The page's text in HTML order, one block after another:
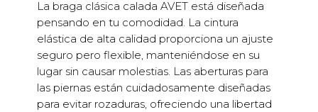
La braga clásica calada AVET está diseñada
pensando en tu comodidad. La cintura
elástica de alta calidad proporciona un ajuste
seguro pero flexible, manteniéndose en su
lugar sin causar molestias. Las aberturas para
las piernas están cuidadosamente diseñadas
para evitar rozaduras, ofreciendo una libertad